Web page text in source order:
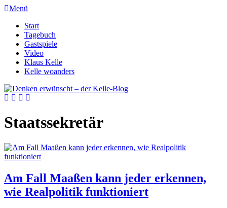
Menü
Start
Tagebuch
Gastspiele
Video
Klaus Kelle
Kelle woanders
Staatssekretär
Am Fall Maaßen kann jeder erkennen,
wie Realpolitik funktioniert